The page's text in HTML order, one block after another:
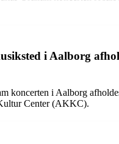
i Aalborg
koncerten i Aalborg
Center (AKKC).